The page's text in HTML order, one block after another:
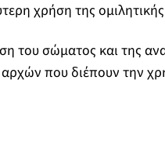
χρήση της
του σώματος και της
που διέπουν την